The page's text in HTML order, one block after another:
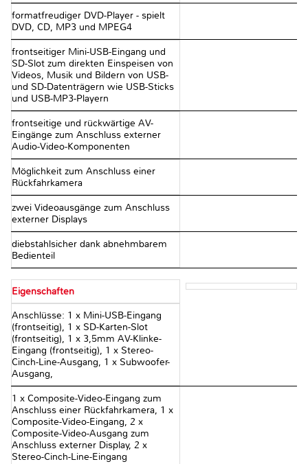
formatfreudiger DVD-Player - spielt
DVD, CD, MP3 und MPEG4
frontseitiger Mini-USB-Eingang und
SD-Slot zum direkten Einspeisen von
Videos, Musik und Bildern von USB-
und SD-Datenträgern wie USB-Sticks
und USB-MP3-Playern
frontseitige und rückwärtige AV-
Eingänge zum Anschluss externer
Audio-Video-Komponenten
Möglichkeit zum Anschluss einer
Rückfahrkamera
zwei Videoausgänge zum Anschluss
externer Displays
diebstahlsicher dank abnehmbarem
Bedienteil
Eigenschaften
Anschlüsse: 1 x Mini-USB-Eingang
(frontseitig), 1 x SD-Karten-Slot
(frontseitig), 1 x 3,5mm AV-Klinke-
Eingang (frontseitig), 1 x Stereo-
Cinch-Line-Ausgang, 1 x Subwoofer-
Ausgang,
1 x Composite-Video-Eingang zum
Anschluss einer Rückfahrkamera, 1 x
Composite-Video-Eingang, 2 x
Composite-Video-Ausgang zum
Anschluss externer Display, 2 x
Stereo-Cinch-Line-Eingang